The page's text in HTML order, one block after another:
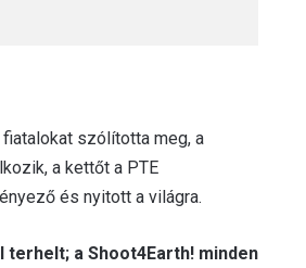
szólította meg, a
a kettőt a PTE
és nyitott a világra.
a Shoot4Earth! minden